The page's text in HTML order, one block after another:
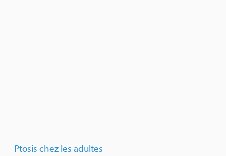
Ptosis chez les adultes